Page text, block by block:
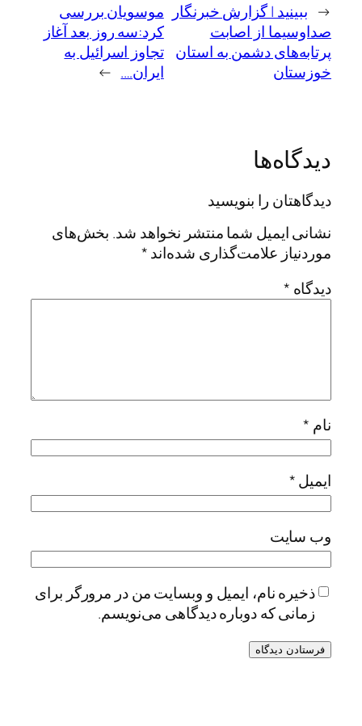
← ببینید | گزارش خبرنگار
صداوسیما از اصابت
پرتابه‌های دشمن به استان
خوزستان
موسویان بررسی
کرد:سه روز بعد آغاز
تجاوز اسرائیل به
ایران…. →
دیدگاه‌ها
دیدگاهتان را بنویسید
نشانی ایمیل شما منتشر نخواهد شد. بخش‌های
موردنیاز علامت‌گذاری شده‌اند*
دیدگاه *
نام *
ایمیل*
وب‌ سایت
ذخیره نام، ایمیل و وبسایت من در مرورگر برای
زمانی که دوباره دیدگاهی می‌نویسم.